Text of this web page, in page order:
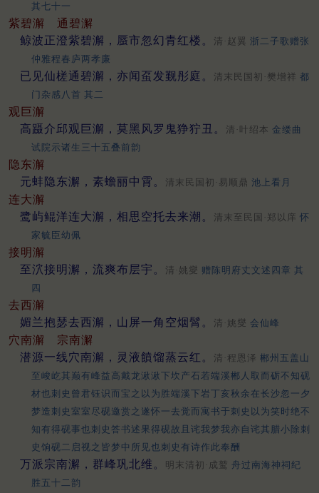
其七十一
紫碧澥
通碧澥
鲸波正澄紫碧澥，蜃市忽幻青红楼。
清·赵翼 浙二子歌赠张
仲雅程春庐两孝廉
已见仙槎通碧澥，亦闻虿发觐彤庭。 清末民国初·樊增祥 都
门杂感八首 其二
观巨澥
高蹑介邱观巨澥，莫黑风罗鬼狰狞丑。
清·叶绍本 金缕曲
试院示诸生三十五叠前韵
隐东澥
元蚌隐东澥，素蟾丽中霄。
清末民国初·易顺鼎 池上看月
连大澥
鹭屿鲲洋连大澥，相思空托去来潮。
清末至民国·郑以庠 怀
家毓臣幼佩
接明澥
至泬接明澥，流爽布层宇。
清·姚燮 赠陈明府丈文述四章 其
四
去西澥
媚兰抱瑟去西澥，山屏一角空烟髾。
清·姚燮 会仙峰
穴南澥
宗南澥
潜源一线穴南澥，灵液饙馏蒸云红。
清·程恩泽 郴州五盖山
至峻屹其巅有峰益高戴龙湫湫下坎产石若端溪郴人取而砺不知砚
材也刺史曾君钰识而宝之以为胜端溪下岩丁亥秋余在长沙忽一夕
梦造刺史室室尽砚邀赏之遂怀一去觉而寓书于刺史以为笑时绝不
知有得砚事也刺史答书述果得砚故且诧我梦我亦自诧其腊小除刺
史饷砚二启视之皆梦中所见也刺史有诗作此奉酬
万派宗南澥，群峰巩北维。 明末清初·成鹫 舟过南海神祠纪
胜五十二韵